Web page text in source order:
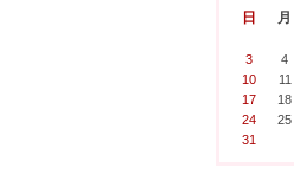
日 月
3
4
10
11
17
18
24
25
31